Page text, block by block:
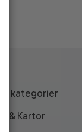
kategorier
& Kartor